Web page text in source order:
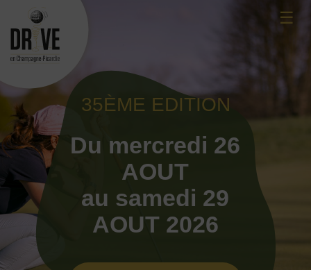
content
☰
35ÈME EDITION
Du mercredi 26
AOUT
au samedi 29
AOUT 2026